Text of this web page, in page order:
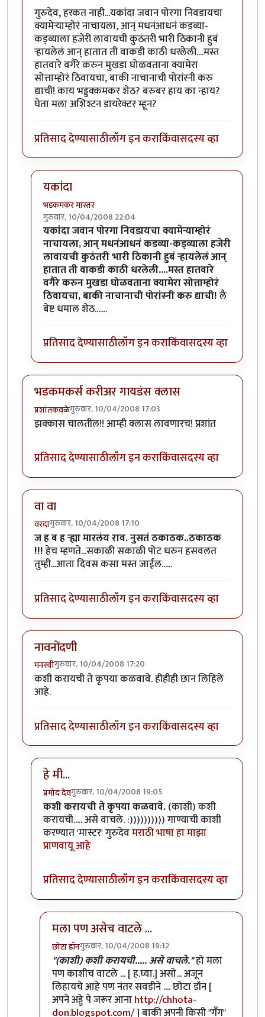
गुरुदेव, हरकत नाही...यकांदा जवान पोरगा निवडायचा
क्यामेर्‍याम्होरं नाचायला, आन् मधनंआधनं कडव्या-
कड्व्याला हजेरी लावायची कुठंतरी भारी ठिकानी हुबं
र्‍हायलेलं आन् हातात ती वाकडी काठी धरलेली....मस्त
हातवारे वगैरे करुन मुखडा घोळवताना क्यामेरा
सोत्ताम्होरं ठिवायचा, बाकी नाचानाची पोरांस्नी करु
द्याची! काय भड्डक्कमकर शेठ? बरुबर हाय का न्हाय?
घेता मला अशिश्टन डायरेक्टर म्हून?
प्रतिसाद देण्यासाठीलॉग इन कराकिंवासदस्य व्हा
यकांदा
भडकमकर मास्तर
गुरुवार, 10/04/2008 22:04
In reply toखल्लास !byधमाल मुलगा
यकांदा जवान पोरगा निवडायचा क्यामेर्‍याम्होरं
नाचायला, आन् मधनंआधनं कडव्या-कड्व्याला हजेरी
लावायची कुठंतरी भारी ठिकानी हुबं र्‍हायलेलं आन्
हातात ती वाकडी काठी धरलेली....मस्त हातवारे
वगैरे करुन मुखडा घोळवताना क्यामेरा सोत्ताम्होरं
ठिवायचा, बाकी नाचानाची पोरांस्नी करु द्याची!लै
बेष्ट धमाल शेठ.......
प्रतिसाद देण्यासाठीलॉग इन कराकिंवासदस्य व्हा
भडकमकर्स करीअर गायडंस क्लास
प्रशांतकवळेगुरुवार, 10/04/2008 17:03
झक्कास चालतील!! आम्ही क्लास लावणारच! प्रशांत
प्रतिसाद देण्यासाठीलॉग इन कराकिंवासदस्य व्हा
वा वा
वरदागुरुवार, 10/04/2008 17:10
ज ह ब ह र्‍ह्या मारलंय राव. नुसतं ठकाठक..ठकाठक
!!!हेच म्हणते...सकाळी सकाळी पोट धरुन हसवलत
तुम्ही...आता दिवस कसा मस्त जाईल......
प्रतिसाद देण्यासाठीलॉग इन कराकिंवासदस्य व्हा
नावनोंदणी
मनस्वीगुरुवार, 10/04/2008 17:20
कशी करायची ते कृपया कळवावे. हीहीही छान लिहिले
आहे.
प्रतिसाद देण्यासाठीलॉग इन कराकिंवासदस्य व्हा
हे मी...
प्रमोद देवगुरुवार, 10/04/2008 19:05
In reply toनावनोंदणीbyमनस्वी
कशी करायची ते कृपया कळवावे.(काशी) कशी
करायची..... असे वाचले. :)))))))))) गाण्याची काशी
करण्यात 'मास्टर' गुरुदेवमराठी भाषा हा माझा
प्राणवायू आहे
प्रतिसाद देण्यासाठीलॉग इन कराकिंवासदस्य व्हा
मला पण असेच वाटले ...
छोटा डॉनगुरुवार, 10/04/2008 19:12
In reply toहे मी...byप्रमोद देव
"(काशी) कशी करायची..... असे वाचले."हो मला
पण काशीच वाटले ... [ ह.घ्या.] असो... अजून
लिहायचे आहे पण नंतर सवडीने .... छोटा डॉन [
अपने अड्डे पे जरूर आनाhttp://chhota-
don.blogspot.com/] बाकी अपनी किसी "गँग"